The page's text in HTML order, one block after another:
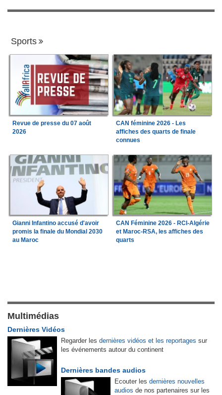
Sports
Revue de presse du 07 août
2026
CAN féminine 2026 - Les
affiches des quarts de finale
connues
Gianni Infantino accusé d'avoir
promis la finale du Mondial 2030
au Maroc
CAN Féminine 2026 - RCI-Algérie
et Maroc-RSA, les affiches des
quarts
Multimédias
Dernières Vidéos
Regarder les dernières vidéos et les reportages sur
les événements autour du continent
Dernières bandes audios
Ecouter les dernières nouvelles
audios de nos partenaires sur les